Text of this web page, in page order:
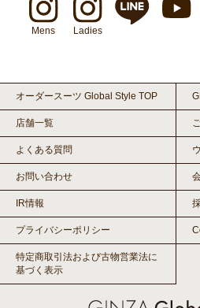
Mens Ladies
オーダースーツ Global Style TOP
店舗一覧
よくある質問
お問い合わせ
IR情報
プライバシーポリシー
特定商取引法および古物営業法に
基づく表示